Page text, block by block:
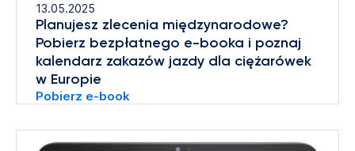
13.05.2025
Planujesz zlecenia międzynarodowe?
Pobierz bezpłatnego e-booka i poznaj
kalendarz zakazów jazdy dla ciężarówek
w Europie
Pobierz e-book